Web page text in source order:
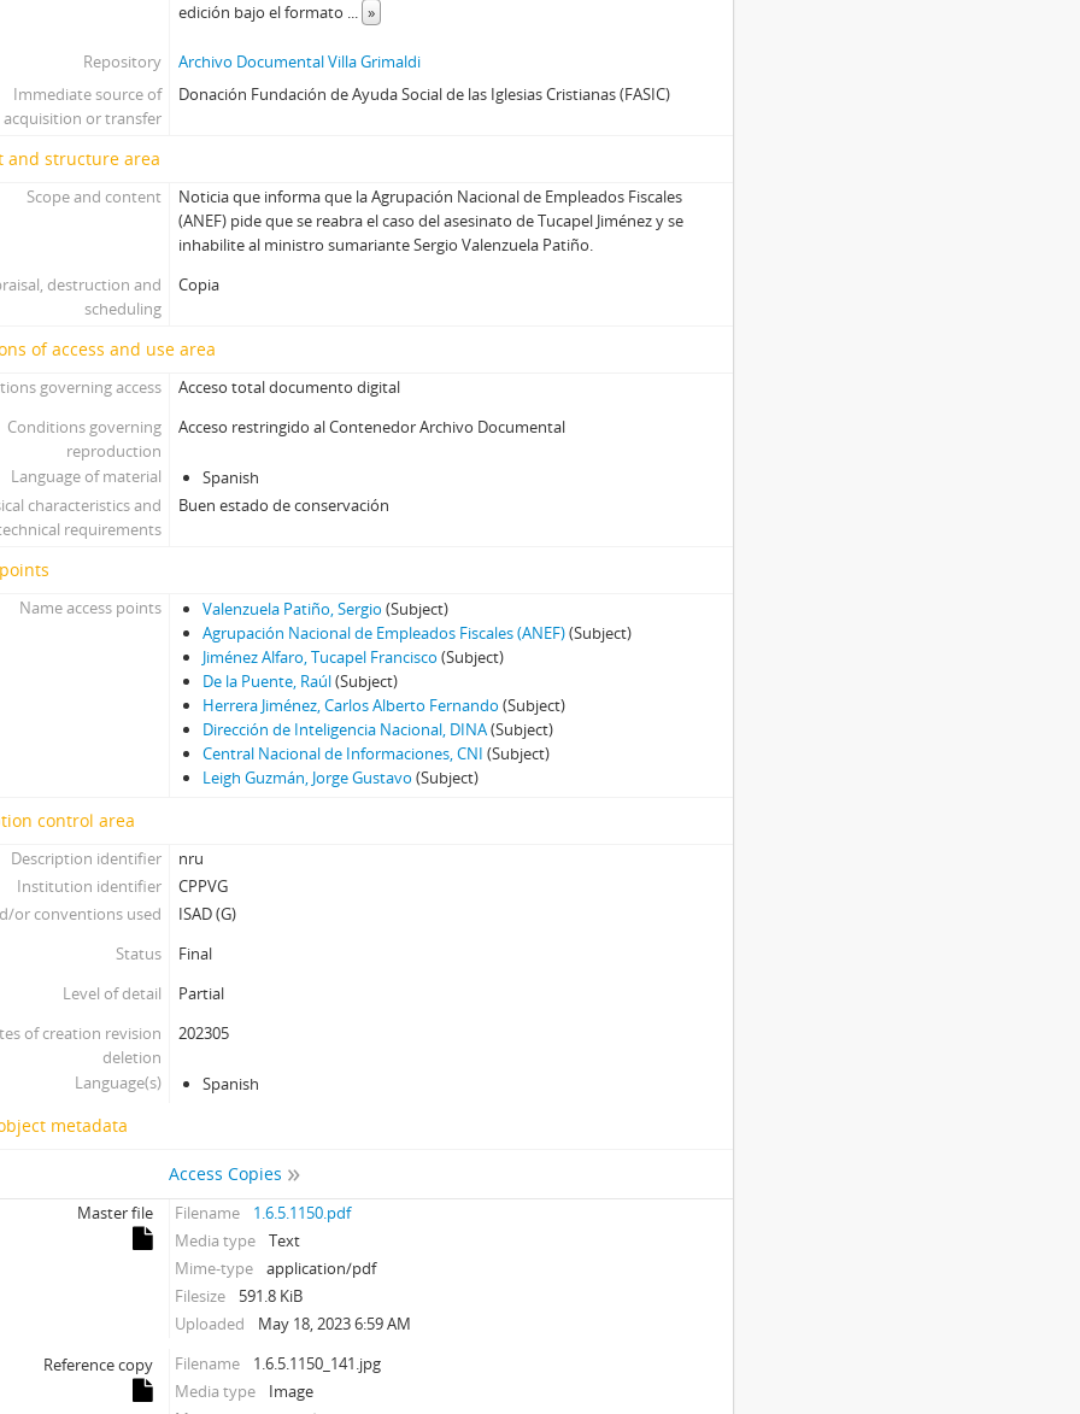
edición bajo el formato ... »
Repository
Archivo Documental Villa Grimaldi
Immediate source of
acquisition or transfer
Donación Fundación de Ayuda Social de las Iglesias Cristianas (FASIC)
and structure area
Scope and content
Noticia que informa que la Agrupación Nacional de Empleados Fiscales
(ANEF) pide que se reabra el caso del asesinato de Tucapel Jiménez y se
inhabilite al ministro sumariante Sergio Valenzuela Patiño.
destruction and
scheduling
Copia
of access and use area
governing access
Acceso total documento digital
Conditions governing
reproduction
Acceso restringido al Contenedor Archivo Documental
Language of material
Spanish
characteristics and
requirements
Buen estado de conservación
Name access points Valenzuela Patiño, Sergio (Subject)
Agrupación Nacional de Empleados Fiscales (ANEF)(Subject)
Jiménez Alfaro, Tucapel Francisco (Subject)
De la Puente, Raúl(Subject)
Herrera Jiménez, Carlos Alberto Fernando (Subject)
Dirección de Inteligencia Nacional, DINA(Subject)
Central Nacional de Informaciones, CNI (Subject)
Leigh Guzmán, Jorge Gustavo (Subject)
control area
Description identifier
nru
Institution identifier
CPPVG
or conventions used
ISAD (G)
Status
Final
Level of detail
Partial
of creation revision
deletion
202305
Language(s) Spanish
metadata
Access Copies
Master file Filename
1.6.5.1150.pdf
Media type
Text
Mime-type
application/pdf
Filesize
591.8 KiB
Uploaded
May 18, 2023 6:59 AM
Reference copy
Filename
1.6.5.1150_141.jpg
Media type
Image